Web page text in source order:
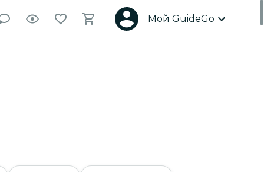
Мой GuideGo